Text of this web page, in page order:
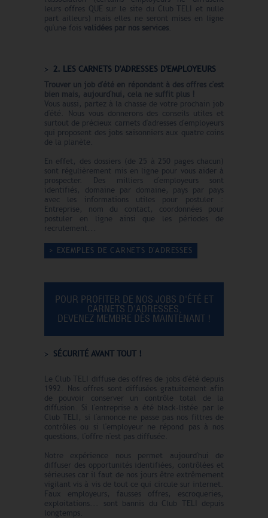
leurs offres QUE sur le site du Club TELI et nulle
part ailleurs) mais elles ne seront mises en ligne
qu'une fois validées par nos services.
2. LES CARNETS D'ADRESSES D'EMPLOYEURS
Trouver un job d'été en répondant à des offres c'est
bien mais, aujourd'hui, cela ne suffit plus !
Vous aussi, partez à la chasse de votre prochain job
d'été. Nous vous donnerons des conseils utiles et
surtout de précieux carnets d'adresses d'employeurs
qui proposent des jobs saisonniers aux quatre coins
de la planète.
En effet, des dossiers (de 25 à 250 pages chacun)
sont régulièrement mis en ligne pour vous aider à
prospecter. Des milliers d'employeurs sont
identifiés, domaine par domaine, pays par pays
avec les informations utiles pour postuler :
Entreprise, nom du contact, coordonnées pour
postuler en ligne ainsi que les périodes de
recrutement...
> EXEMPLES DE CARNETS D'ADRESSES
POUR PROFITER DE NOS JOBS D'ÉTÉ ET
CARNETS D'ADRESSES,
DEVENEZ MEMBRE DÈS MAINTENANT !
SÉCURITÉ AVANT TOUT !
Le Club TELI diffuse des offres de jobs d'été depuis
1992. Nos offres sont diffusées gratuitement afin
de pouvoir conserver un contrôle total de la
diffusion. Si l'entreprise a été black-listée par le
Club TELI, si l'annonce ne passe pas nos filtres de
contrôles ou si l'employeur ne répond pas à nos
questions, l'offre n'est pas diffusée.
Notre expérience nous permet aujourd'hui de
diffuser des opportunités identifiées, contrôlées et
sérieuses car il faut de nos jours être extrêmement
vigilant vis à vis de tout ce qui circule sur internet.
Faux employeurs, fausses offres, escroqueries,
exploitations... sont bannis du Club TELI depuis
longtemps.